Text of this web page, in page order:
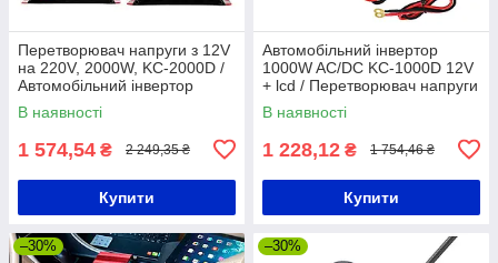
Перетворювач напруги з 12V
на 220V, 2000W, KC-2000D /
Автомобільний інвертор
постійного струму
В наявності
1 574,54 ₴ 2 249,35 ₴
Купити
Автомобільний інвертор
1000W AC/DC KC-1000D 12V
+ lcd / Перетворювач напруги
В наявності
1 228,12 ₴ 1 754,46 ₴
Купити
–30% –30%